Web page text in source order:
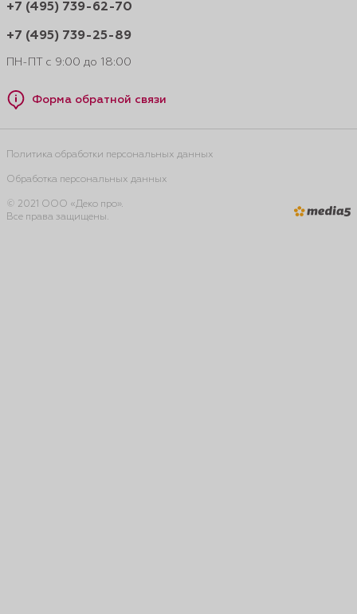
+7 (495) 739-62-70
+7 (495) 739-25-89
ПН-ПТ с 9:00 до 18:00
Форма обратной связи
Политика обработки персональных данных
Обработка персональных данных
© 2021 ООО «Деко про».
Все права защищены.